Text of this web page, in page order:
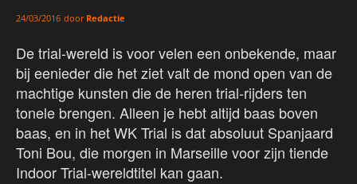
24/03/2016 door Redactie
De trial-wereld is voor velen een onbekende, maar
bij eenieder die het ziet valt de mond open van de
machtige kunsten die de heren trial-rijders ten
tonele brengen. Alleen je hebt altijd baas boven
baas, en in het WK Trial is dat absoluut Spanjaard
Toni Bou, die morgen in Marseille voor zijn tiende
Indoor Trial-wereldtitel kan gaan.